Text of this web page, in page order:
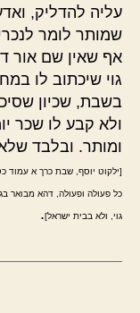
עליה להדליק,
שמותר לומר
אף שאין שם אור
גוי שיכתוב לו
בשבת, שכיון
ולא קבע לו שכר
ומותר. ובלבד
[ילקוט יוסף, שבת כרך א עמוד
כל פעולה ופעולה, דהא מבואר
גוי, ולא בבית ישראל].